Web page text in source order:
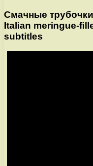
Смачные
Italian meringue-
subtitles